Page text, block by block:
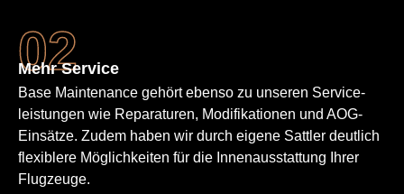
Mehr Service
Base Maintenance gehört ebenso zu unseren Service­
leistungen wie Reparaturen, Modifikationen und AOG-
Einsätze. Zudem haben wir durch eigene Sattler deutlich
flexiblere Möglichkeiten für die Innen­ausstattung Ihrer
Flugzeuge.